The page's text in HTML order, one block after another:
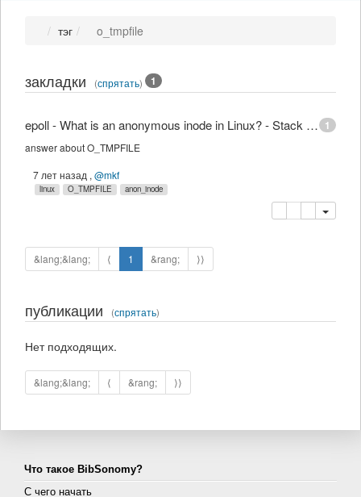
тэг o_tmpfile
закладки (спрятать) 1
1
epoll - What is an anonymous inode in Linux? - Stack Overflow
answer about O_TMPFILE
7 лет назад , @mkf
linux O_TMPFILE anon_inode
копировать
удалить
&lang;&lang; ⟨ 1 &rang; ⟩⟩
публикации (спрятать)
Нет подходящих.
&lang;&lang; ⟨ &rang; ⟩⟩
Что такое BibSonomy?
С чего начать